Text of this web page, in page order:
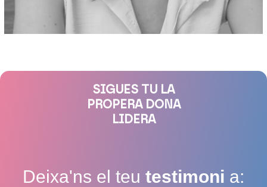
SIGUES TU LA
PROPERA DONA
LIDERA
Deixa'ns el teu testimoni a: